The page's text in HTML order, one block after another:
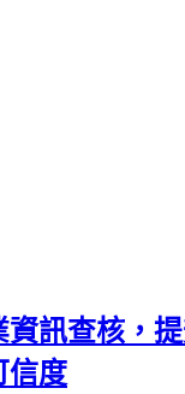
訊查核，
信度